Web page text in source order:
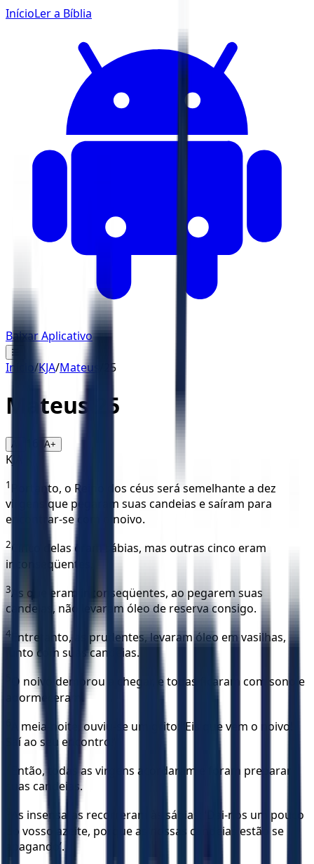
InícioLer a Bíblia
Baixar Aplicativo
☰
Início/KJA/Mateus 25
Mateus 25
A- A+
KJA
1
Portanto, o Reino dos céus será semelhante a dez
virgens que pegaram suas candeias e saíram para
encontrar-se com o noivo.
2Cinco delas eram sábias, mas outras cinco eram
inconseqüentes.
3As que eram inconseqüentes, ao pegarem suas
candeias, não levaram óleo de reserva consigo.
4 Entretanto, as prudentes, levaram óleo em vasilhas,
junto com suas candeias.
O noivo demorou a chegar, e todas ficaram com sono e
adormeceram.
À meia-noite, ouviu-se um grito: ‘Eis que vem o noivo!
Saí ao seu encontro!’
Então, todas as virgens acordaram e foram preparar
suas candeias.
As insensatas recorreram às sábias: ‘Dai-nos um pouco
do vosso azeite, porque as nossas candeias estão se
apagando’.